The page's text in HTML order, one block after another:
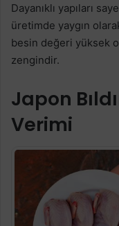
Dayanıklı yapıları
üretimde yaygın
besin değeri yüksek
zengindir.
Japon
Verimi